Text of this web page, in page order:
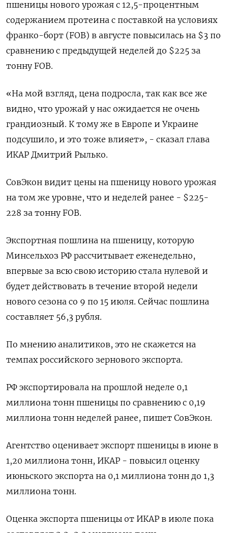
пшеницы нового урожая с 12,5-процентным
содержанием протеина с поставкой на условиях
франко-борт (FOB) в августе повысилась на $3 по
сравнению с предыдущей неделей до $225 за
тонну FOB.
«На мой взгляд, цена подросла, так как все же
видно, что урожай у нас ожидается не очень
грандиозный. К тому же в Европе и Украине
подсушило, и это тоже влияет», - сказал глава
ИКАР Дмитрий Рылько.
СовЭкон видит цены на пшеницу нового урожая
на том же уровне, что и неделей ранее - $225-
228 за тонну FOB.
Экспортная пошлина на пшеницу, которую
Минсельхоз РФ рассчитывает еженедельно,
впервые за всю свою историю стала нулевой и
будет действовать в течение второй недели
нового сезона со 9 по 15 июля. Сейчас пошлина
составляет 56,3 рубля.
По мнению аналитиков, это не скажется на
темпах российского зернового экспорта.
РФ экспортировала на прошлой неделе 0,1
миллиона тонн пшеницы по сравнению с 0,19
миллиона тонн неделей ранее, пишет СовЭкон.
Агентство оценивает экспорт пшеницы в июне в
1,20 миллиона тонн, ИКАР - повысил оценку
июньского экспорта на 0,1 миллиона тонн до 1,3
миллиона тонн.
Оценка экспорта пшеницы от ИКАР в июле пока